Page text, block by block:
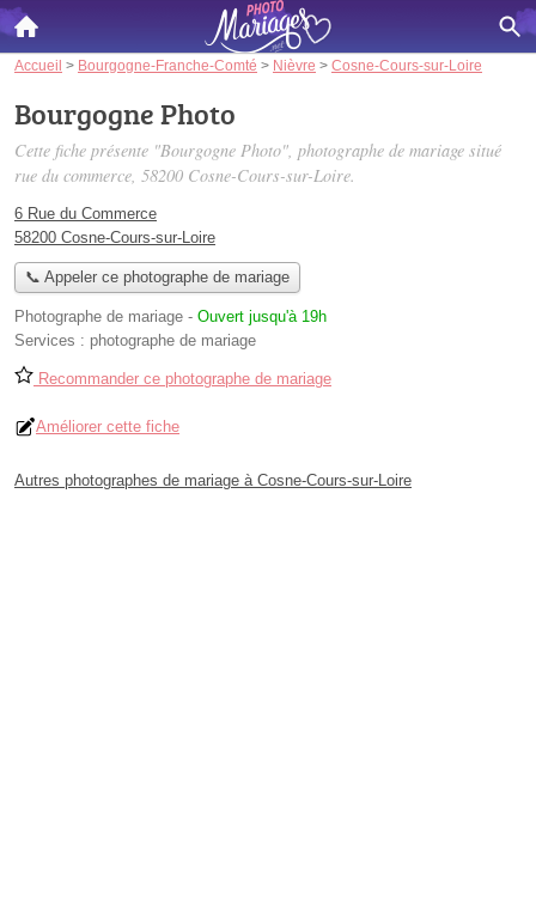
Accueil > Bourgogne-Franche-Comté > Nièvre > Cosne-Cours-sur-Loire
Bourgogne Photo
Cette fiche présente "Bourgogne Photo", photographe de mariage situé
rue du commerce, 58200 Cosne-Cours-sur-Loire.
6 Rue du Commerce
58200 Cosne-Cours-sur-Loire
📞 Appeler ce photographe de mariage
Photographe de mariage - Ouvert jusqu'à 19h
Services : photographe de mariage
Recommander ce photographe de mariage
Améliorer cette fiche
Autres photographes de mariage à Cosne-Cours-sur-Loire